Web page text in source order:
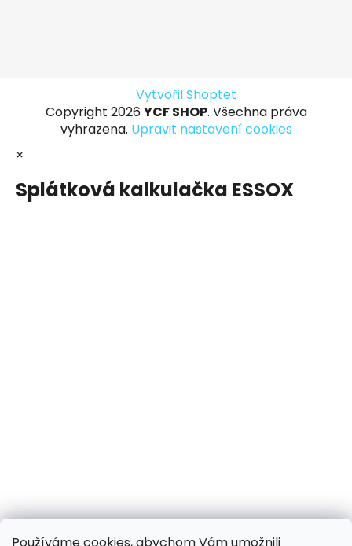
Vytvořil Shoptet
Copyright 2026 YCF SHOP. Všechna práva
vyhrazena. Upravit nastavení cookies
×
Splátková kalkulačka ESSOX